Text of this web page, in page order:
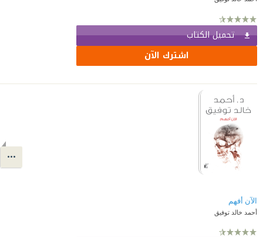
تحميل الكتاب
اشترك الآن
الآن أفهم
أحمد خالد توفيق